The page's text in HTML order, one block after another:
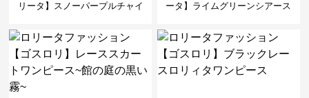
リータ】スノーパープルチャイ
ータ】ライムグリーンシアース